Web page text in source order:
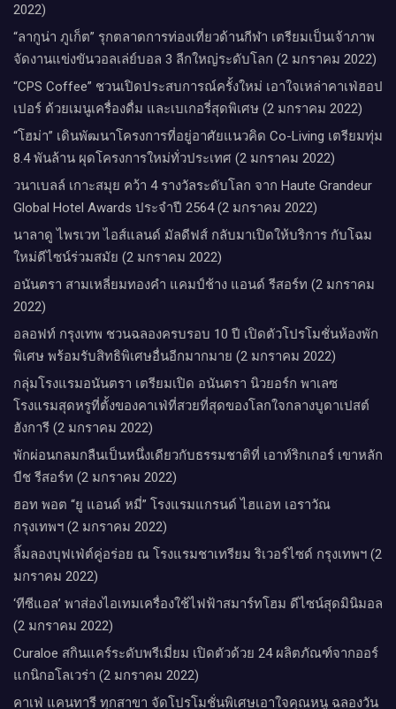
2022)
“ลากูน่า ภูเก็ต” รุกตลาดการท่องเที่ยวด้านกีฬา เตรียมเป็นเจ้าภาพ
จัดงานแข่งขันวอลเล่ย์บอล 3 ลีกใหญ่ระดับโลก (2 มกราคม 2022)
“CPS Coffee” ชวนเปิดประสบการณ์ครั้งใหม่ เอาใจเหล่าคาเฟ่ฮอป
เปอร์ ด้วยเมนูเครื่องดื่ม และเบเกอรี่สุดพิเศษ (2 มกราคม 2022)
“โฮม่า” เดินพัฒนาโครงการที่อยู่อาศัยแนวคิด Co-Living เตรียมทุ่ม
8.4 พันล้าน ผุดโครงการใหม่ทั่วประเทศ (2 มกราคม 2022)
วนาเบลล์ เกาะสมุย คว้า 4 รางวัลระดับโลก จาก Haute Grandeur
Global Hotel Awards ประจำปี 2564 (2 มกราคม 2022)
นาลาดู ไพรเวท ไอส์แลนด์ มัลดีฟส์ กลับมาเปิดให้บริการ กับโฉม
ใหม่ดีไซน์ร่วมสมัย (2 มกราคม 2022)
อนันตรา สามเหลี่ยมทองคำ แคมป์ช้าง แอนด์ รีสอร์ท (2 มกราคม
2022)
อลอฟท์ กรุงเทพ ชวนฉลองครบรอบ 10 ปี เปิดตัวโปรโมชั่นห้องพัก
พิเศษ พร้อมรับสิทธิพิเศษอื่นอีกมากมาย (2 มกราคม 2022)
กลุ่มโรงแรมอนันตรา เตรียมเปิด อนันตรา นิวยอร์ก พาเลซ
โรงแรมสุดหรูที่ตั้งของคาเฟ่ที่สวยที่สุดของโลกใจกลางบูดาเปสต์
ฮังการี (2 มกราคม 2022)
พักผ่อนกลมกลืนเป็นหนึ่งเดียวกับธรรมชาติที่ เอาท์ริกเกอร์ เขาหลัก
บีช รีสอร์ท (2 มกราคม 2022)
ฮอท พอต “ยู แอนด์ หมี่” โรงแรมแกรนด์ ไฮแอท เอราวัณ
กรุงเทพฯ (2 มกราคม 2022)
ลิ้มลองบุฟเฟ่ต์คู่อร่อย ณ โรงแรมชาเทรียม ริเวอร์ไซด์ กรุงเทพฯ (2
มกราคม 2022)
‘ทีซีแอล’ พาส่องไอเทมเครื่องใช้ไฟฟ้าสมาร์ทโฮม ดีไซน์สุดมินิมอล
(2 มกราคม 2022)
Curaloe สกินแคร์ระดับพรีเมี่ยม เปิดตัวด้วย 24 ผลิตภัณฑ์จากออร์
แกนิกอโลเวร่า (2 มกราคม 2022)
คาเฟ่ แคนทารี ทุกสาขา จัดโปรโมชั่นพิเศษเอาใจคุณหนู ฉลองวัน